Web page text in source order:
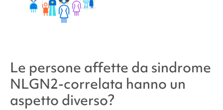
Le persone affette da sindrome
NLGN2-correlata hanno un
aspetto diverso?